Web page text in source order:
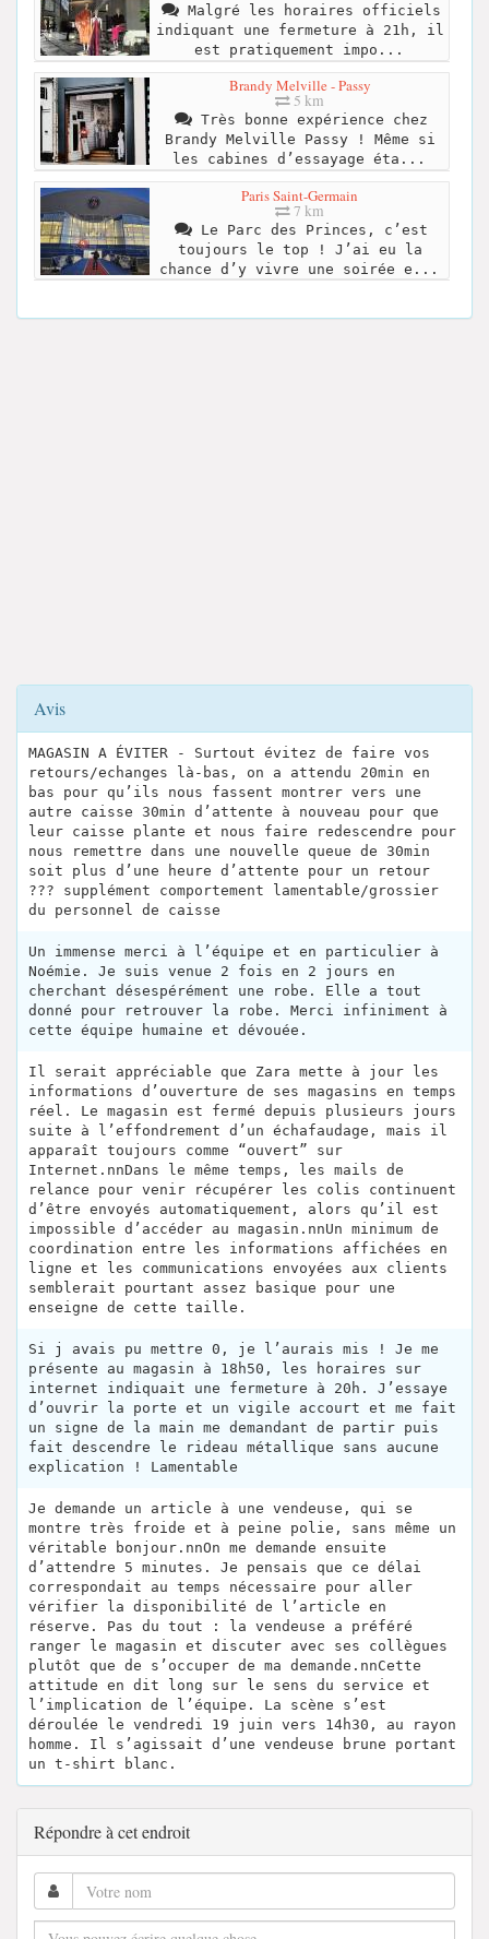
Malgré les horaires officiels
indiquant une fermeture à 21h, il
est pratiquement impo...
Brandy Melville - Passy
5 km
Très bonne expérience chez
Brandy Melville Passy ! Même si
les cabines d’essayage éta...
Paris Saint-Germain
7 km
Le Parc des Princes, c’est
toujours le top ! J’ai eu la
chance d’y vivre une soirée e...
Avis
MAGASIN A ÉVITER - Surtout évitez de faire vos
retours/echanges là-bas, on a attendu 20min en
bas pour qu’ils nous fassent montrer vers une
autre caisse 30min d’attente à nouveau pour que
leur caisse plante et nous faire redescendre pour
nous remettre dans une nouvelle queue de 30min
soit plus d’une heure d’attente pour un retour
??? supplément comportement lamentable/grossier
du personnel de caisse
Un immense merci à l’équipe et en particulier à
Noémie. Je suis venue 2 fois en 2 jours en
cherchant désespérément une robe. Elle a tout
donné pour retrouver la robe. Merci infiniment à
cette équipe humaine et dévouée.
Il serait appréciable que Zara mette à jour les
informations d’ouverture de ses magasins en temps
réel. Le magasin est fermé depuis plusieurs jours
suite à l’effondrement d’un échafaudage, mais il
apparaît toujours comme “ouvert” sur
Internet.nnDans le même temps, les mails de
relance pour venir récupérer les colis continuent
d’être envoyés automatiquement, alors qu’il est
impossible d’accéder au magasin.nnUn minimum de
coordination entre les informations affichées en
ligne et les communications envoyées aux clients
semblerait pourtant assez basique pour une
enseigne de cette taille.
Si j avais pu mettre 0, je l’aurais mis ! Je me
présente au magasin à 18h50, les horaires sur
internet indiquait une fermeture à 20h. J’essaye
d’ouvrir la porte et un vigile accourt et me fait
un signe de la main me demandant de partir puis
fait descendre le rideau métallique sans aucune
explication ! Lamentable
Je demande un article à une vendeuse, qui se
montre très froide et à peine polie, sans même un
véritable bonjour.nnOn me demande ensuite
d’attendre 5 minutes. Je pensais que ce délai
correspondait au temps nécessaire pour aller
vérifier la disponibilité de l’article en
réserve. Pas du tout : la vendeuse a préféré
ranger le magasin et discuter avec ses collègues
plutôt que de s’occuper de ma demande.nnCette
attitude en dit long sur le sens du service et
l’implication de l’équipe. La scène s’est
déroulée le vendredi 19 juin vers 14h30, au rayon
homme. Il s’agissait d’une vendeuse brune portant
un t-shirt blanc.
Répondre à cet endroit